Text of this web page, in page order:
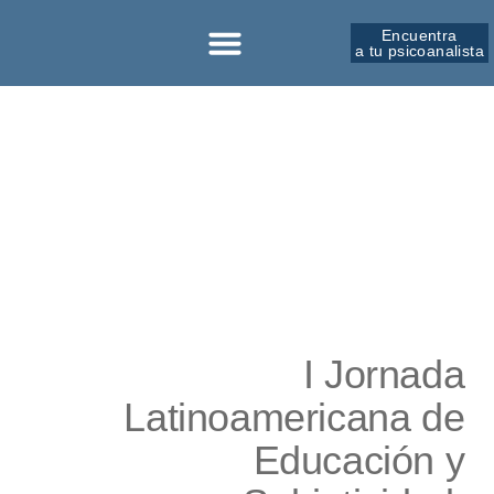
Encuentra
a tu psicoanalista
I Jornada
Latinoamericana de
Educación y